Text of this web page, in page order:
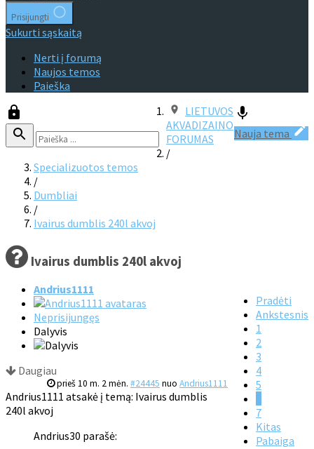
Prisijungti
Sukurti sąskaitą
Nerti į forumą
Naujos temos
Paieška
Nauja tema
LIETUVOS
AKVADIZAINO
FORUMAS
/
Specializuotos temos
/
Dumbliai
/
Ivairus dumblis 240l akvoj
Ivairus dumblis 240l akvoj
Pradėti
Ankstesnis
1
2
3
4
5
7
Kitas
Pabaiga
Andrius1111
Neprisijungęs
Dalyvis
Daugiau
prieš 10 m. 2 mėn. #24445 nuo Andrius1111
Andrius1111 atsakė į temą: Ivairus dumblis
240l akvoj
Andrius30 parašė: